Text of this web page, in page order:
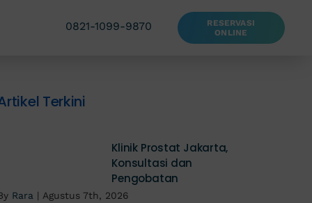
0821-1099-9870
RESERVASI
ONLINE
Terkini
Klinik Prostat Jakarta,
Konsultasi dan
Pengobatan
Rara | Agustus 7th, 2026